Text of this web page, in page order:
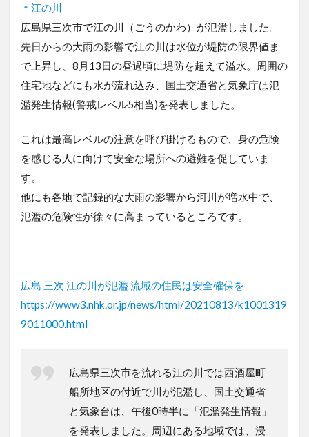
＊江の川
広島県三次市で江の川（ごうのかわ）が氾濫しました。
先日からの大雨の影響で江の川は水位が堤防の限界値ま
で上昇し、8月13日の昼過頃に堤防を超えて溢水。周囲の
住宅地などにも水が流れ込み、国土交通省と気象庁は氾
濫発生情報(警戒レベル5相当)を発表しました。
これは最高レベルの注意を呼び掛けるもので、身の危険
を感じる人に向けて安全な場所への避難を促していま
す。
他にも各地で記録的な大雨の影響から河川が増水中で、
氾濫の危険性が徐々に高まっているところです。
広島 三次 江の川が氾濫 流域の住民は安全確保を
https://www3.nhk.or.jp/news/html/20210813/k1001319
9011000.html
広島県三次市を流れる江の川では西酒屋町
船所地区の付近で川が氾濫し、国土交通省
と気象台は、午後0時半に「氾濫発生情報」
を発表しました。周辺にある地域では、浸